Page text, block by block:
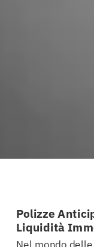
Polizze
Liquidità